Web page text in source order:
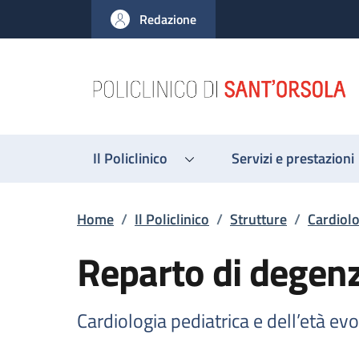
al contenuto principale
to footer content
Redazione
Il Policlinico Servizi e prestazioni
Briciole di pane
Home / Il Policlinico / Strutture /
Reparto di
Cardiologia pediatrica e dell’età